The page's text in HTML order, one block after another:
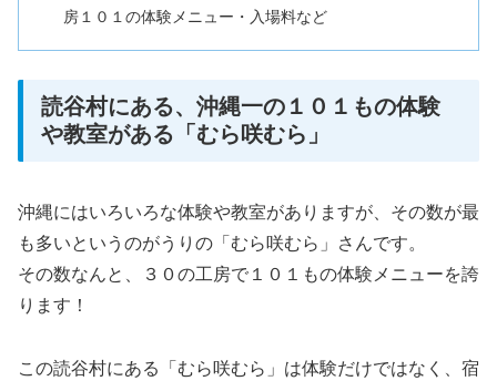
房１０１の体験メニュー・入場料など
読谷村にある、沖縄一の１０１もの体験
や教室がある「むら咲むら」
沖縄にはいろいろな体験や教室がありますが、その数が最
も多いというのがうりの「むら咲むら」さんです。
その数なんと、３０の工房で１０１もの体験メニューを誇
ります！
この読谷村にある「むら咲むら」は体験だけではなく、宿